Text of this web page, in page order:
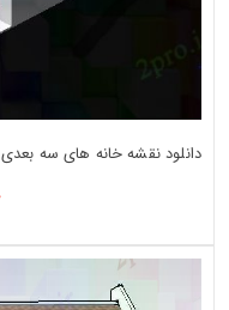
دانلود نقشه خانه های سه بعدی